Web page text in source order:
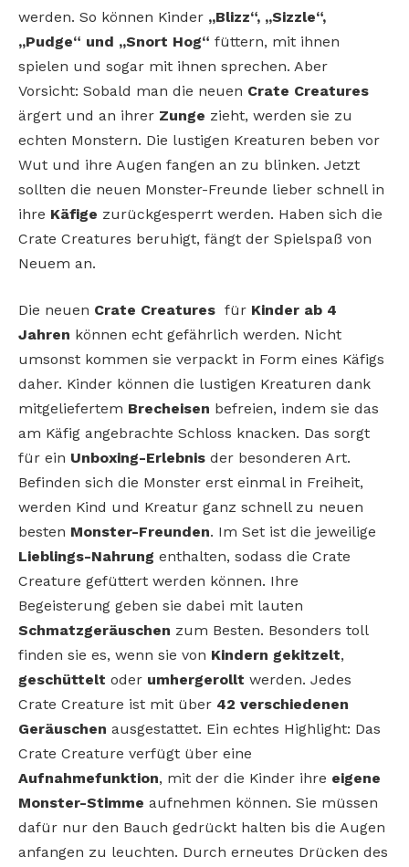
werden. So können Kinder „Blizz“, „Sizzle“,
„Pudge“ und „Snort Hog“ füttern, mit ihnen
spielen und sogar mit ihnen sprechen. Aber
Vorsicht: Sobald man die neuen Crate Creatures
ärgert und an ihrer Zunge zieht, werden sie zu
echten Monstern. Die lustigen Kreaturen beben vor
Wut und ihre Augen fangen an zu blinken. Jetzt
sollten die neuen Monster-Freunde lieber schnell in
ihre Käfige zurückgesperrt werden. Haben sich die
Crate Creatures beruhigt, fängt der Spielspaß von
Neuem an.
Die neuen Crate Creatures für Kinder ab 4
Jahren können echt gefährlich werden. Nicht
umsonst kommen sie verpackt in Form eines Käfigs
daher. Kinder können die lustigen Kreaturen dank
mitgeliefertem Brecheisen befreien, indem sie das
am Käfig angebrachte Schloss knacken. Das sorgt
für ein Unboxing-Erlebnis der besonderen Art.
Befinden sich die Monster erst einmal in Freiheit,
werden Kind und Kreatur ganz schnell zu neuen
besten Monster-Freunden. Im Set ist die jeweilige
Lieblings-Nahrung enthalten, sodass die Crate
Creature gefüttert werden können. Ihre
Begeisterung geben sie dabei mit lauten
Schmatzgeräuschen zum Besten. Besonders toll
finden sie es, wenn sie von Kindern gekitzelt,
geschüttelt oder umhergerollt werden. Jedes
Crate Creature ist mit über 42 verschiedenen
Geräuschen ausgestattet. Ein echtes Highlight: Das
Crate Creature verfügt über eine
Aufnahmefunktion, mit der die Kinder ihre eigene
Monster-Stimme aufnehmen können. Sie müssen
dafür nur den Bauch gedrückt halten bis die Augen
anfangen zu leuchten. Durch erneutes Drücken des